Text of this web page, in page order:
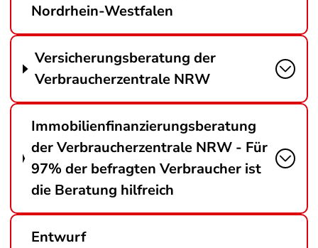
Nordrhein-Westfalen
Versicherungsberatung der
Verbraucherzentrale NRW
Immobilienfinanzierungsberatung
der Verbraucherzentrale NRW - Für
97% der befragten Verbraucher ist
die Beratung hilfreich
Entwurf